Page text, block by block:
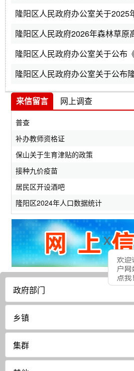
x
来信留言 网上调查
普查
补办教师资格证
保山关于生育津贴的政策
接种九价疫苗
居民区开设酒吧
隆阳区2024年人口数据统计
政府部门
乡镇
集群